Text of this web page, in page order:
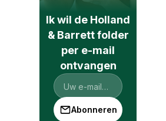
Ik wil de Holland
& Barrett folder
per e-mail
ontvangen
Abonneren